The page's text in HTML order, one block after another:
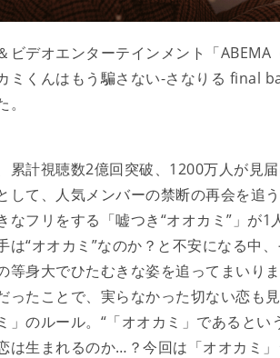
ビデオエンターテインメント「
ミくんはもう騙さない-さなりる final
累計視聴数2億回突破、1200万人が見
して、人気メンバーの禁断の再会を追
なフリをする「嘘つき“オオカミ”」が
は“オオカミ”なのか？と不安になる中
等身大でひたむきな姿を追ってまいり
ったことで、実らなかった切ない恋も
」のルール。“「オオカミ」であると
は生まれるのか…？今回は「オオカミ